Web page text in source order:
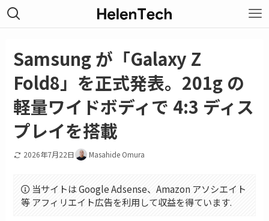
Samsung が「Galaxy Z
Fold8」を正式発表。201g の
軽量ワイドボディで 4:3 ディス
プレイを搭載
2026年7月22日 Masahide Omura
当サイトは Google Adsense、Amazon アソシエイト
等 アフィリエイト広告を利用して収益を得ています.